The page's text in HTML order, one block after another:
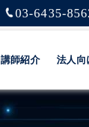
03-6435-
講師紹介 法人向